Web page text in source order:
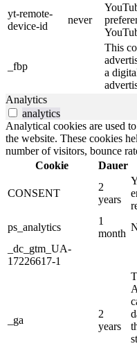
yt-remote-
device-id
never
_fbp
This
a
Analytics
analytics
Analytical cookies are used
the website. These cookies
number of visitors, bounce
Cookie
Dauer
CONSENT
2
years
ps_analytics
1
month
_dc_gtm_UA-
17226617-1
_ga
2
years